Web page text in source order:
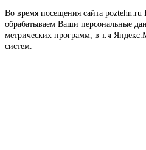
Во время посещения сайта poztehn.ru
обрабатываем Ваши персональные
метрических программ, в т.ч
систем.